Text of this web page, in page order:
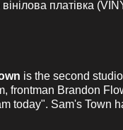
платівка
is the second
frontman Brandon
today". Sam's Town